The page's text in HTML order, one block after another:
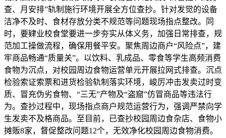
查、月安排”轨制施行环境开展全方位查抄。针对发觉的设备
洁净不及时、食材存放分类不规范等问题现场指点整改。同
时，要肄业校食堂要进一步夯实从体义务，加强日常排查，规
范加工操做流程，确保用餐平安。聚焦周边商户“风险点”，建
牢商品畅通“质量关”。以饮料、乳成品、零食等学生高频消费
食物为沉点，对校园周边食物运营单元开展拉网式排查。沉点
检验索证索票和进货检验轨制落实环境，峻厉冲击发卖过时变
质、冒充伪劣食物、“三无”产物及“盗窟”仿冒商品等违法行
为。查抄过程中，现场指点商户规范运营行为，强调严禁向学
生发卖不及格商品。至目前，已查抄校园周边食杂店、食物小
摊贩8家，督促整改问题12个，无效净化校园周边食物消费。